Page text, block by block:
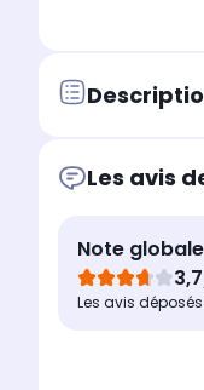
Les avis
Note globale
Les avis